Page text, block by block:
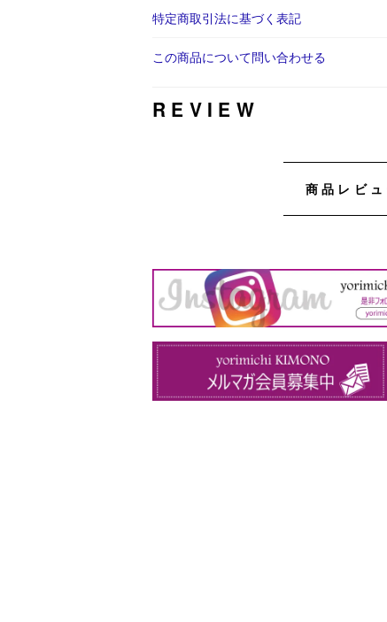
特定商取引法に基づく表記
この商品について問い合わせる
REVIEW
商品レビュ